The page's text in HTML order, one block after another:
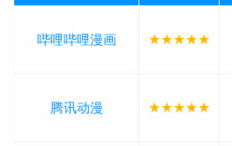
哔哩哔哩漫画 ★★★★★
腾讯动漫 ★★★★★